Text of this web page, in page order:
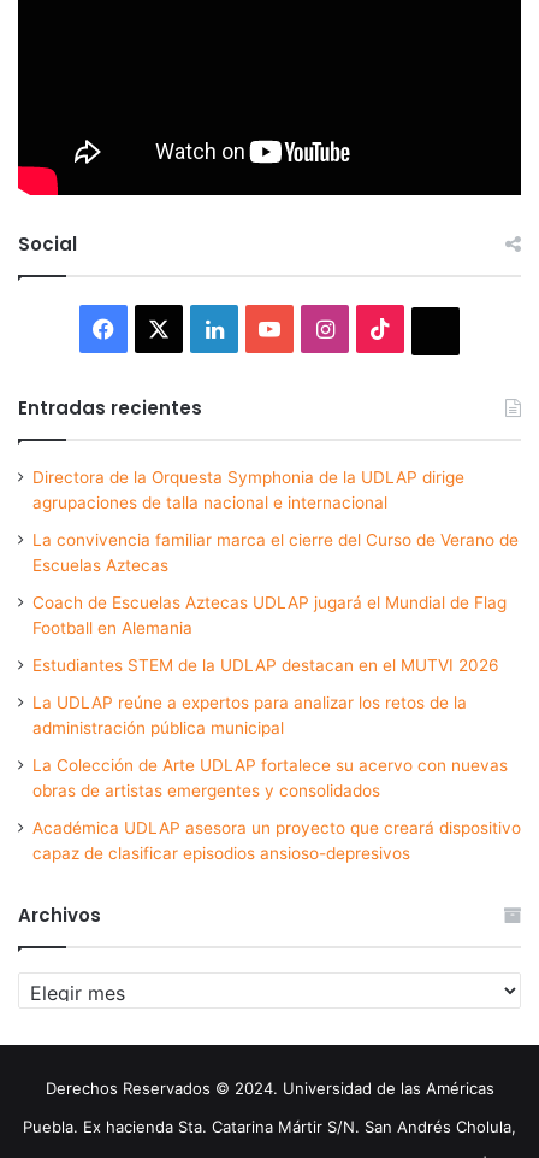
Social
Facebook LinkedInYouTubeInstagram
Entradas recientes
Directora de la Orquesta Symphonia de la UDLAP dirige
agrupaciones de talla nacional e internacional
La convivencia familiar marca el cierre del Curso de Verano de
Escuelas Aztecas
Coach de Escuelas Aztecas UDLAP jugará el Mundial de Flag
Football en Alemania
Estudiantes STEM de la UDLAP destacan en el MUTVI 2026
La UDLAP reúne a expertos para analizar los retos de la
administración pública municipal
La Colección de Arte UDLAP fortalece su acervo con nuevas
obras de artistas emergentes y consolidados
Académica UDLAP asesora un proyecto que creará dispositivo
capaz de clasificar episodios ansioso-depresivos
Archivos
Archivos
Derechos Reservados © 2024. Universidad de las Américas
Puebla. Ex hacienda Sta. Catarina Mártir S/N. San Andrés Cholula,